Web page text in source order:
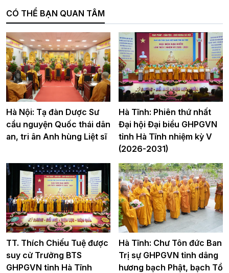
CÓ THỂ BẠN QUAN TÂM
Hà Nội: Tạ đàn Dược Sư
cầu nguyện Quốc thái dân
an, tri ân Anh hùng Liệt sĩ
Hà Tĩnh: Phiên thứ nhất
Đại hội Đại biểu GHPGVN
tỉnh Hà Tĩnh nhiệm kỳ V
(2026-2031)
TT. Thích Chiếu Tuệ được
suy cử Trưởng BTS
GHPGVN tỉnh Hà Tĩnh
Hà Tĩnh: Chư Tôn đức Ban
Trị sự GHPGVN tỉnh dâng
hương bạch Phật, bạch Tổ